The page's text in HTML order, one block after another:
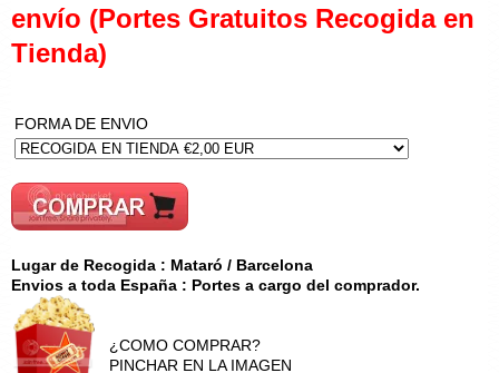
envío (Portes Gratuitos Recogida en
Tienda)
FORMA DE ENVIO
Lugar de Recogida : Mataró / Barcelona
Envios a toda España : Portes a cargo del comprador.
¿COMO COMPRAR?
PINCHAR EN LA IMAGEN